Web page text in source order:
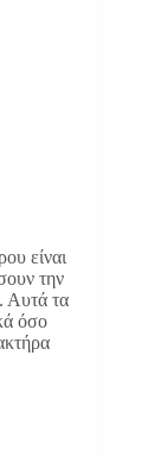
είναι
την
Αυτά τα
όσο